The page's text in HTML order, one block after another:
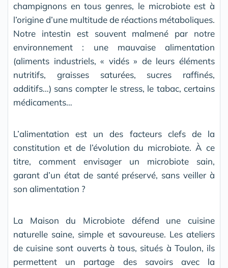
champignons en tous genres, le microbiote est à
l’origine d’une multitude de réactions métaboliques.
Notre intestin est souvent malmené par notre
environnement : une mauvaise alimentation
(aliments industriels, « vidés » de leurs éléments
nutritifs, graisses saturées, sucres raffinés,
additifs…) sans compter le stress, le tabac, certains
médicaments…
L’alimentation est un des facteurs clefs de la
constitution et de l’évolution du microbiote. À ce
titre, comment envisager un microbiote sain,
garant d’un état de santé préservé, sans veiller à
son alimentation ?
La Maison du Microbiote défend une cuisine
naturelle saine, simple et savoureuse. Les ateliers
de cuisine sont ouverts à tous, situés à Toulon, ils
permettent un partage des savoirs avec la